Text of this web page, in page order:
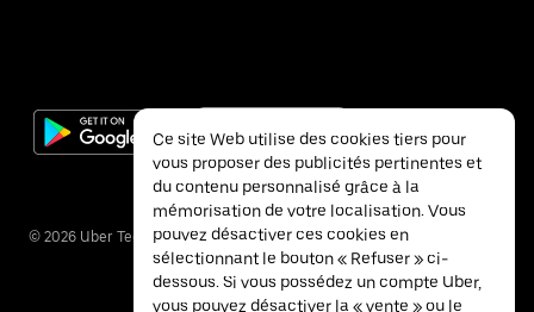
© 2026 Uber Technologies Inc.
Ce site Web utilise des cookies tiers pour
vous proposer des publicités pertinentes et
du contenu personnalisé grâce à la
mémorisation de votre localisation. Vous
pouvez désactiver ces cookies en
sélectionnant le bouton « Refuser » ci-
dessous. Si vous possédez un compte Uber,
vous pouvez désactiver la « vente » ou le